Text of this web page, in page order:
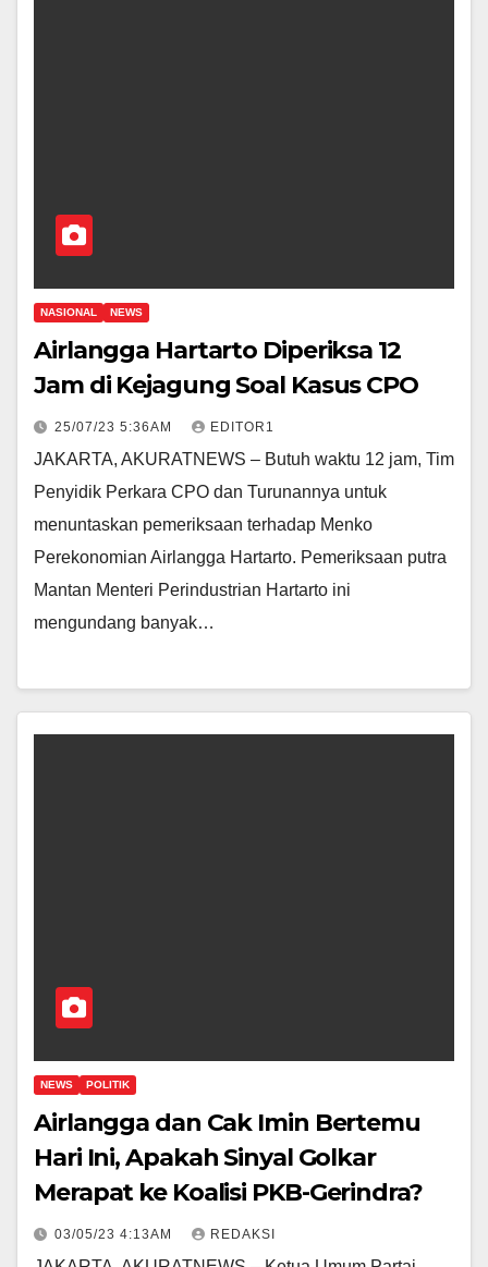
NASIONAL NEWS
Airlangga Hartarto Diperiksa 12
Jam di Kejagung Soal Kasus CPO
25/07/23 5:36AM EDITOR1
JAKARTA, AKURATNEWS – Butuh waktu 12 jam, Tim
Penyidik Perkara CPO dan Turunannya untuk
menuntaskan pemeriksaan terhadap Menko
Perekonomian Airlangga Hartarto. Pemeriksaan putra
Mantan Menteri Perindustrian Hartarto ini
mengundang banyak…
NEWS POLITIK
Airlangga dan Cak Imin Bertemu
Hari Ini, Apakah Sinyal Golkar
Merapat ke Koalisi PKB-Gerindra?
03/05/23 4:13AM REDAKSI